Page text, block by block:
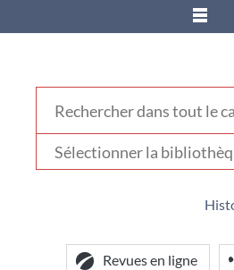
???
votre
bibliothèque
Revues en ligne